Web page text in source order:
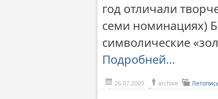
год отличали
семи номинациях)
символические
Подробней…
26.07.2005 archive